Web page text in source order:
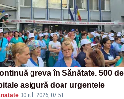
greva în Sănătate. 500 de
asigură doar urgențele
·30 iul. 2026, 07:51